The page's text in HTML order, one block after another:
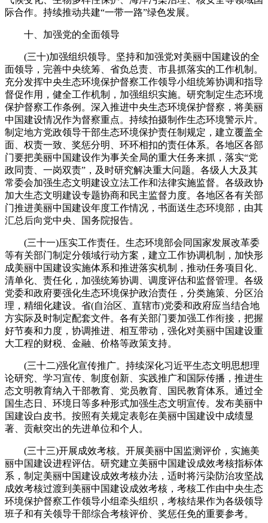
际合作。持续推动共建“一带一路”绿色发展。
十、加强党的全面领导
(三十)加强组织领导。坚持和加强党对美丽中国建设的全
面领导，完善中央统筹、省负总责、市县抓落实的工作机制。
充分发挥中央生态环境保护督察工作领导小组统筹协调和指导
督促作用，健全工作机制，加强组织实施。研究制定生态环境
保护督察工作条例。深入推进中央生态环境保护督察，将美丽
中国建设情况作为督察重点。持续拍摄制作生态环境警示片。
制定地方党政领导干部生态环境保护责任制规定，建立覆盖全
面、权责一致、奖惩分明、环环相扣的责任体系。各地区各部
门要把美丽中国建设作为事关全局的重大任务来抓，落实“党
政同责、一岗双责”，及时研究解决重大问题。各级人大及其
常委会加强生态文明建设立法工作和法律实施监督。各级政协
加大生态文明建设专题协商和民主监督力度。各地区各有关部
门推进美丽中国建设年度工作情况，书面送生态环境部，由其
汇总后向党中央、国务院报告。
(三十一)压实工作责任。生态环境部会同国家发展改革委
等有关部门制定分领域行动方案，建立工作协调机制，加快形
成美丽中国建设实施体系和推进落实机制，推动任务项目化、
清单化、责任化，加强统筹协调、调度评估和监督管理。各级
党委和政府要强化生态环境保护政治责任，分类施策、分区治
理，精细化建设。省(自治区、直辖市)党委和政府应当结合地
方实际及时制定配套文件。各有关部门要加强工作衔接，把握
好节奏和力度，协调推进、相互带动，强化对美丽中国建设重
大工程的财税、金融、价格等政策支持。
(三十二)强化宣传推广。持续深化习近平生态文明思想理
论研究、学习宣传、制度创新、实践推广和国际传播，推进生
态文明教育纳入干部教育、党员教育、国民教育体系。通过全
国生态日、环境日等多种形式加强生态文明宣传。发布美丽中
国建设白皮书。按照有关规定表彰在美丽中国建设中成绩显
著、贡献突出的先进单位和个人。
(三十三)开展成效考核。开展美丽中国监测评价，实施美
丽中国建设进程评估。研究建立美丽中国建设成效考核指标体
系，制定美丽中国建设成效考核办法，适时将污染防治攻坚战
成效考核过渡到美丽中国建设成效考核，考核工作由中央生态
环境保护督察工作领导小组牵头组织，考核结果作为各级领导
班子和有关领导干部综合考核评价、奖惩任免的重要参考。